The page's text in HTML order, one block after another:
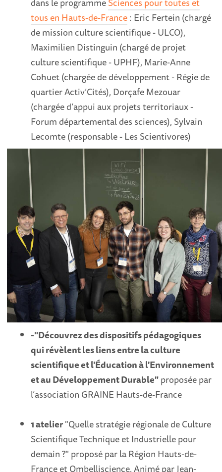
tous en Hauts-de-France: Eric Fertein (chargé
de mission culture scientifique - ULCO),
Maximilien Distinguin (chargé de projet
culture scientifique - UPHF), Marie-Anne
Cohuet (chargée de développement - Régie de
quartier Activ’Cités), Dorçafe Mezouar
(chargée d’appui aux projets territoriaux -
Forum départemental des sciences), Sylvain
Lecomte (responsable - Les Scientivores)
-"Découvrez des dispositifs pédagogiques
qui révèlent les liens entre la culture
scientifique et l'Éducation à l'Environnement
et au Développement Durable"proposée par
l’association GRAINE Hauts-de-France
1 atelier"Quelle stratégie régionale de Culture
Scientifique Technique et Industrielle pour
demain ?" proposé par la Région Hauts-de-
France et Ombelliscience. Animé par Jean-